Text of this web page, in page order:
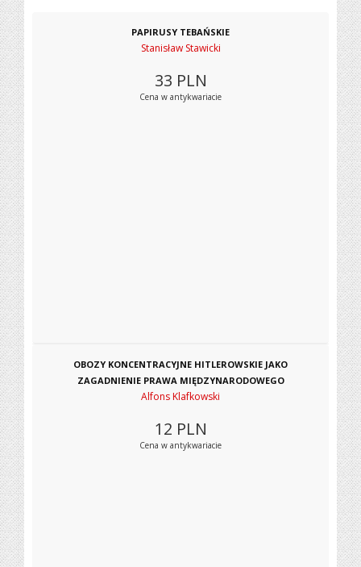
PAPIRUSY TEBAŃSKIE
Stanisław Stawicki
33 PLN
Cena w antykwariacie
OBOZY KONCENTRACYJNE HITLEROWSKIE JAKO
ZAGADNIENIE PRAWA MIĘDZYNARODOWEGO
Alfons Klafkowski
12 PLN
Cena w antykwariacie